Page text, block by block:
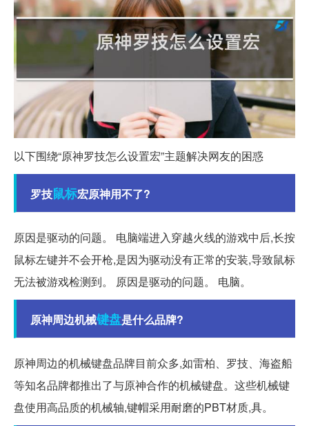
以下围绕“原神罗技怎么设置宏”主题解决网友的困惑
罗技鼠标宏原神用不了?
原因是驱动的问题。 电脑端进入穿越火线的游戏中后,长按
鼠标左键并不会开枪,是因为驱动没有正常的安装,导致鼠标
无法被游戏检测到。 原因是驱动的问题。 电脑。
原神周边机械键盘是什么品牌?
原神周边的机械键盘品牌目前众多,如雷柏、罗技、海盗船
等知名品牌都推出了与原神合作的机械键盘。这些机械键
盘使用高品质的机械轴,键帽采用耐磨的PBT材质,具。